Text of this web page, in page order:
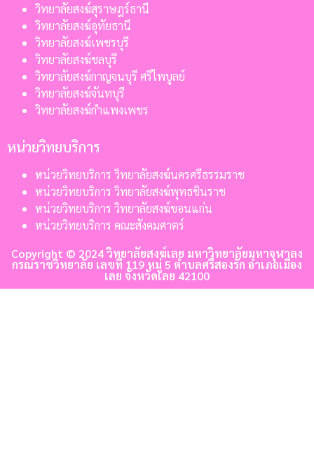
วิทยาลัยสงฆ์สุราษฎร์ธานี
วิทยาลัยสงฆ์อุทัยธานี
วิทยาลัยสงฆ์เพชรบุรี
วิทยาลัยสงฆ์ชลบุรี
วิทยาลัยสงฆ์กาญจนบุรี ศรีไพบูลย์
วิทยาลัยสงฆ์จันทบุรี
วิทยาลัยสงฆ์กำแพงเพชร
หน่วยวิทยบริการ
หน่วยวิทยบริการ วิทยาลัยสงฆ์นครศรีธรรมราช
หน่วยวิทยบริการ วิทยาลัยสงฆ์พุทธชินราช
หน่วยวิทยบริการ วิทยาลัยสงฆ์ขอนแก่น
หน่วยวิทยบริการ คณะสังคมศาตร์
Copyright © 2024 วิทยาลัยสงฆ์เลย มหาวิทยาลัยมหาจุฬาลง
กรณราชวิทยาลัย เลขที่ 119 หมู่ 5 ตำบลศรีสองรัก อำเภอเมือง
เลย จังหวัดเลย 42100